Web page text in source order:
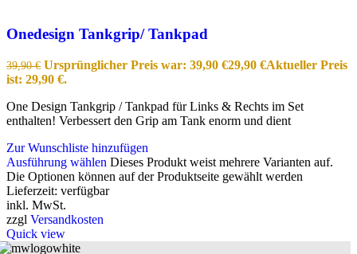
Onedesign Tankgrip/ Tankpad
39,90€ Ursprünglicher Preis war: 39,90 €29,90 €Aktueller Preis
ist: 29,90 €.
One Design Tankgrip / Tankpad für Links & Rechts im Set
enthalten! Verbessert den Grip am Tank enorm und dient
Zur Wunschliste hinzufügen
Ausführung wählen Dieses Produkt weist mehrere Varianten auf.
Die Optionen können auf der Produktseite gewählt werden
Lieferzeit: verfügbar
inkl. MwSt.
zzgl Versandkosten
Quick view